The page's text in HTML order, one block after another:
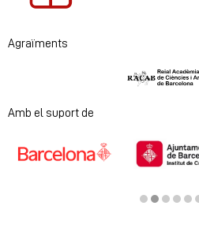
Agraïments
Diapositiva 1 de 2
Amb el suport de